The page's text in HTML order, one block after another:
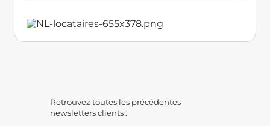
Retrouvez toutes les précédentes
newsletters clients :